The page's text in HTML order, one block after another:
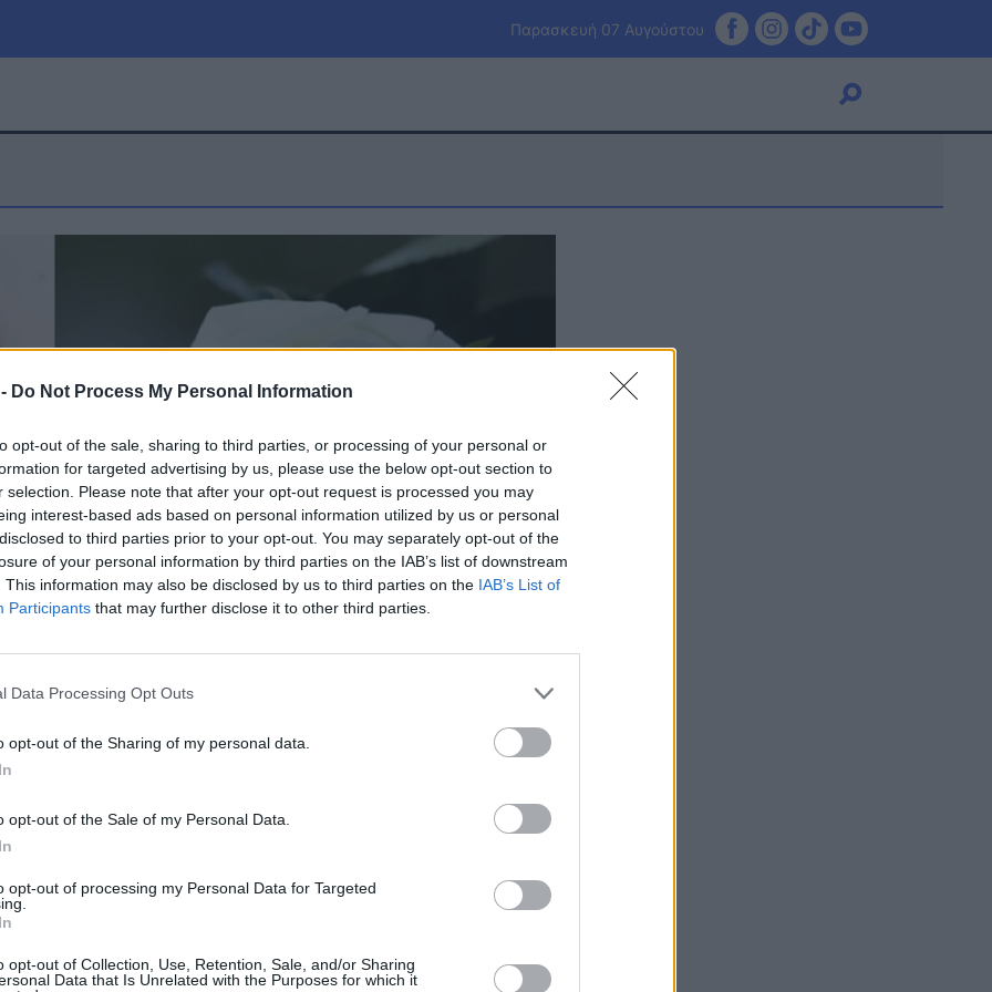
Do Not Process My Personal Information
opt-out of the sale, sharing to third parties, or processing of your personal or
for targeted advertising by us, please use the below opt-out section to
selection. Please note that after your opt-out request is processed you may
interest-based ads based on personal information utilized by us or personal
to third parties prior to your opt-out. You may separately opt-out of the
of your personal information by third parties on the IAB’s list of downstream
This information may also be disclosed by us to third parties on the IAB’s List of
Participants that may further disclose it to other third parties.
Data Processing Opt Outs
opt-out of the Sharing of my personal data.
opt-out of the Sale of my Personal Data.
opt-out of processing my Personal Data for Targeted
opt-out of Collection, Use, Retention, Sale, and/or Sharing
Data that Is Unrelated with the Purposes for which it
Παρασκευή 07 Αυγούστου
Καιρός
Πίστη
Καρρά: Θρήνος για την
ζωή
χρόνια Η 46χρονη γιατρός, Φανή Καρρά, άφησε
στην ιατρική κοινότητα και στη μικρή